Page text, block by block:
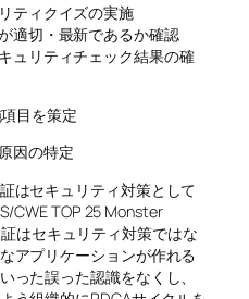
ティクイズの実施
適切・最新であるか確認
ュリティチェック結果の確
目を策定
因の特定
はセキュリティ対策として
CWE TOP 25 Monster
はセキュリティ対策ではな
アプリケーションが作れる
った誤った認識をなくし、